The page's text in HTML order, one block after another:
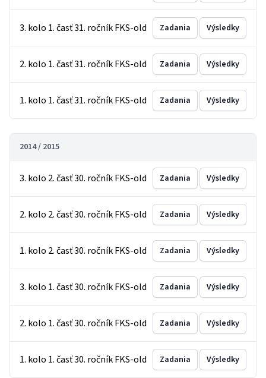
3. kolo 1. časť 31. ročník FKS-old Zadania Výsledky
2. kolo 1. časť 31. ročník FKS-old Zadania Výsledky
1. kolo 1. časť 31. ročník FKS-old Zadania Výsledky
2014 / 2015
3. kolo 2. časť 30. ročník FKS-old Zadania Výsledky
2. kolo 2. časť 30. ročník FKS-old Zadania Výsledky
1. kolo 2. časť 30. ročník FKS-old Zadania Výsledky
3. kolo 1. časť 30. ročník FKS-old Zadania Výsledky
2. kolo 1. časť 30. ročník FKS-old Zadania Výsledky
1. kolo 1. časť 30. ročník FKS-old Zadania Výsledky